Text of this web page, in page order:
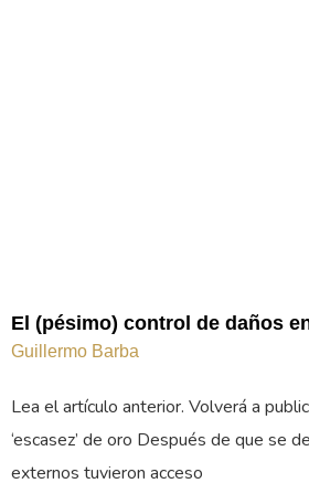
El (pésimo) control de daños
Guillermo Barba
Lea el artículo anterior. Volverá a
‘escasez’ de oro Después de que se
externos tuvieron acceso